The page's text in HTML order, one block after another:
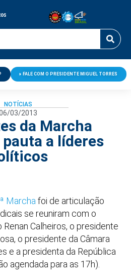
FALE COM O PRESIDENTE MIGUEL TORRES
NOTÍCIAS
03/2013
da Marcha
a líderes
Marcha foi de articulação
se reuniram com o
Calheiros, o presidente
o presidente da Câmara
e a presidenta da República
agendada para as 17h).